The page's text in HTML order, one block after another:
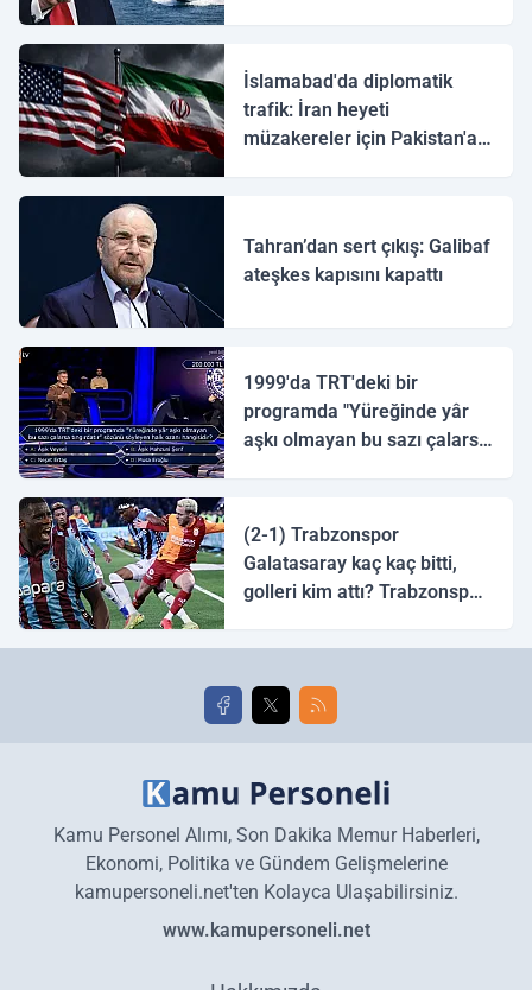
İslamabad'da diplomatik
trafik: İran heyeti
müzakereler için Pakistan'a
Tahran’dan sert çıkış: Galibaf
ateşkes kapısını kapattı
1999'da TRT'deki bir
programda "Yüreğinde yâr
aşkı olmayan bu sazı çalarsa
(2-1) Trabzonspor
Galatasaray kaç kaç bitti,
golleri kim attı? Trabzonspor
golleri!
Kamu Personel Alımı, Son Dakika Memur Haberleri,
Ekonomi, Politika ve Gündem Gelişmelerine
kamupersoneli.net'ten Kolayca Ulaşabilirsiniz.
www.kamupersoneli.net